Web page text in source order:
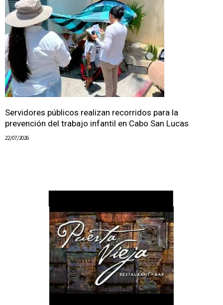
Servidores públicos realizan recorridos para la
prevención del trabajo infantil en Cabo San Lucas
22/07/2026